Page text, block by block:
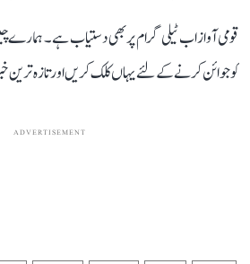
قومی آواز اب ٹیلی گرام پر بھی دستیاب ہے۔
کو جوائن کرنے کے لئے یہاں کلک کریں اور تازہ
ADVERTISEMENT